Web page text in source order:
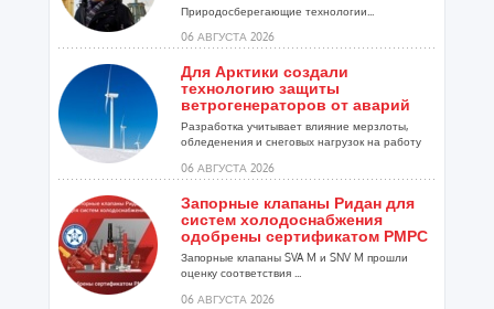
Природосберегающие технологии...
06 АВГУСТА 2026
Для Арктики создали
технологию защиты
ветрогенераторов от аварий
Разработка учитывает влияние мерзлоты,
обледенения и снеговых нагрузок на работу
06 АВГУСТА 2026
Запорные клапаны Ридан для
систем холодоснабжения
одобрены сертификатом РМРС
Запорные клапаны SVA M и SNV M прошли
оценку соответствия ...
06 АВГУСТА 2026